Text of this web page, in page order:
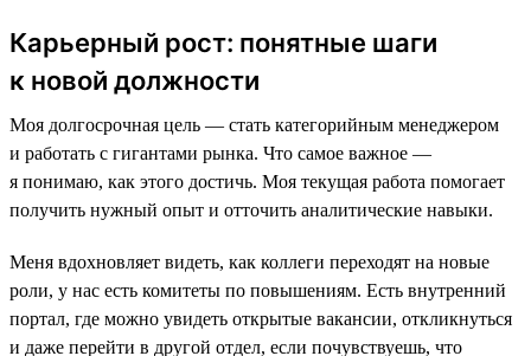
Карьерный рост: понятные шаги
к новой должности
Моя долгосрочная цель — стать категорийным менеджером
и работать с гигантами рынка. Что самое важное —
я понимаю, как этого достичь. Моя текущая работа помогает
получить нужный опыт и отточить аналитические навыки.
Меня вдохновляет видеть, как коллеги переходят на новые
роли, у нас есть комитеты по повышениям. Есть внутренний
портал, где можно увидеть открытые вакансии, откликнуться
и даже перейти в другой отдел, если почувствуешь, что